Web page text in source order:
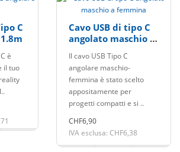
C
è
il tuo
Cavo USB di tipo C
angolato maschio a
Il cavo USB Tipo C
angolare maschio-
femmina è stato scelto
appositamente per
progetti compatti e si ..
CHF6,90
IVA esclusa: CHF6,38